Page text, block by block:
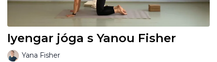
Iyengar jóga s Yanou Fisher
Yana Fisher